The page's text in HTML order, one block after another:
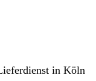
in Köln